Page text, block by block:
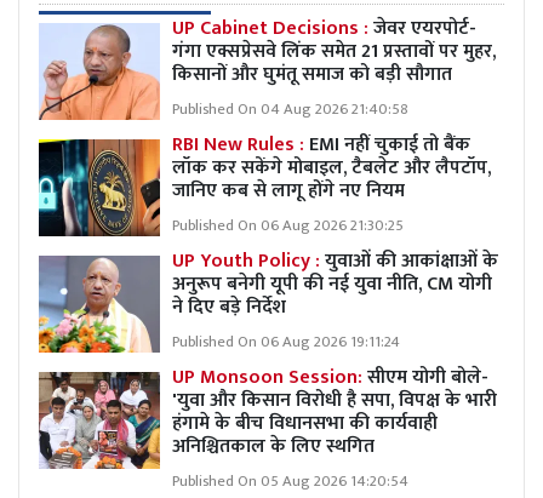
UP Cabinet Decisions :जेवर एयरपोर्ट-
गंगा एक्सप्रेसवे लिंक समेत 21 प्रस्तावों पर मुहर,
किसानों और घुमंतू समाज को बड़ी सौगात
Published On 04 Aug 2026 21:40:58
RBI New Rules : EMI नहीं चुकाई तो बैंक
लॉक कर सकेंगे मोबाइल, टैबलेट और लैपटॉप,
जानिए कब से लागू होंगे नए नियम
Published On 06 Aug 2026 21:30:25
UP Youth Policy :युवाओं की आकांक्षाओं के
अनुरूप बनेगी यूपी की नई युवा नीति, CM योगी
ने दिए बड़े निर्देश
Published On 06 Aug 2026 19:11:24
UP Monsoon Session:सीएम योगी बोले-
'युवा और किसान विरोधी है सपा, विपक्ष के भारी
हंगामे के बीच विधानसभा की कार्यवाही
अनिश्चितकाल के लिए स्थगित
Published On 05 Aug 2026 14:20:54